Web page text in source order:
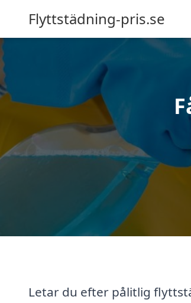
Flyttstädning-pris.se
Letar du efter pålitlig